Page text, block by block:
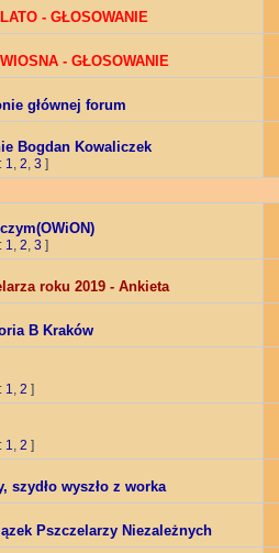
- GŁOSOWANIE
- GŁOSOWANIE
głównej forum
Bogdan Kowaliczek
1, 2, 3 ]
1, 2, 3 ]
roku 2019 - Ankieta
B Kraków
1, 2 ]
1, 2 ]
szydło wyszło z worka
Pszczelarzy Niezależnych